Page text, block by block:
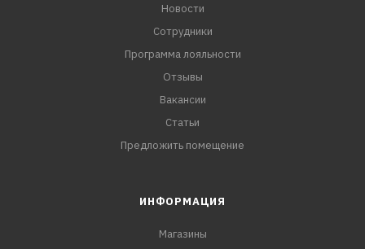
Новости
Сотрудники
Программа лояльности
Отзывы
Вакансии
Статьи
Предложить помещение
ИНФОРМАЦИЯ
Магазины